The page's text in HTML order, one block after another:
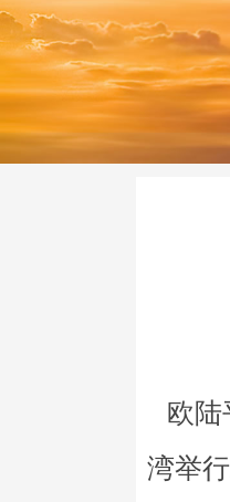
欧陆
湾举